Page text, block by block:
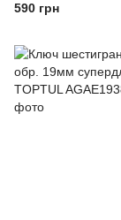
590 грн